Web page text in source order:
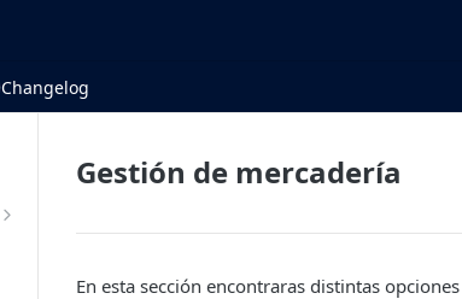
Changelog
Gestión de mercadería
En esta sección encontraras distintas